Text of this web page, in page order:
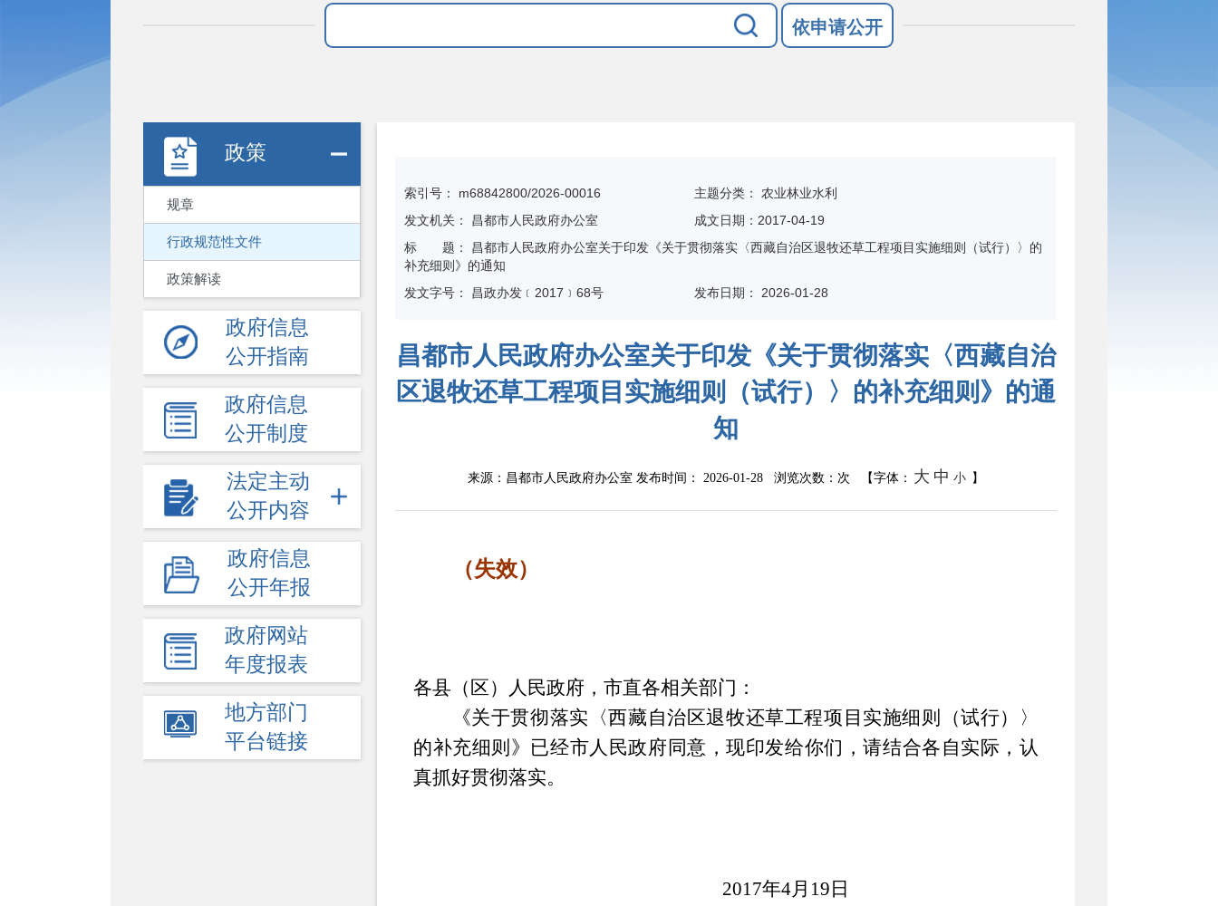
依申请公开
政策
规章
行政规范性文件
政策解读
政府信息
公开指南
政府信息
公开制度
法定主动
公开内容
政府信息
公开年报
政府网站
年度报表
地方部门
平台链接
索引号： m68842800/2026-00016 主题分类：
农业林业水利
发文机关：
昌都市人民政府办公室
成文日期：2017-04-19
标
题：
昌都市人民政府办公室关于印发《关于贯彻落实〈西藏自治区退牧还草工程项目实施细则（试行）〉的
补充细则》的通知
发文字号：
昌政办发﹝2017﹞68号 发布日期： 2026-01-28
昌都市人民政府办公室关于印发《关于贯彻落实〈西藏自治
区退牧还草工程项目实施细则（试行）〉的补充细则》的通
知
来源：昌都市人民政府办公室 发布时间： 2026-01-28 浏览次数： 次 【字体： 大 中 小 】
（失效）
各县（区）人民政府，市直各相关部门：
《关于贯彻落实〈西藏自治区退牧还草工程项目实施细则（试行）〉
的补充细则》已经市人民政府同意，现印发给你们，请结合各自实际，认
真抓好贯彻落实。
2017年4月 19 日